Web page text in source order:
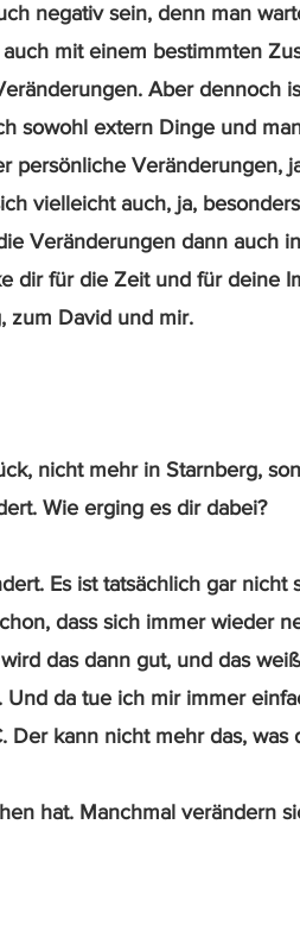
negativ sein, denn man
mit einem bestimmten
Aber dennoch
sowohl extern Dinge und
persönliche Veränderungen,
vielleicht auch, ja,
Veränderungen dann auch
dir für die Zeit und für deine
zum David und mir.
nicht mehr in Starnberg,
Wie erging es dir dabei?
Es ist tatsächlich gar nicht
dass sich immer wieder
das dann gut, und das
da tue ich mir immer
Der kann nicht mehr das, was
hat. Manchmal verändern